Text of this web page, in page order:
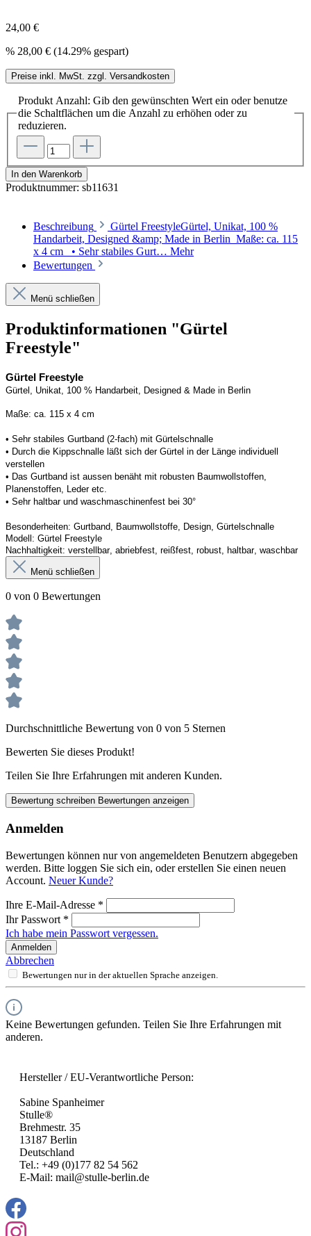
24,00 €
% 28,00 € (14.29% gespart)
Preise inkl. MwSt. zzgl. Versandkosten
Produkt Anzahl: Gib den gewünschten Wert ein oder benutze
die Schaltflächen um die Anzahl zu erhöhen oder zu
reduzieren.
In den Warenkorb
Produktnummer: sb11631
Beschreibung
Gürtel FreestyleGürtel, Unikat, 100 %
Handarbeit, Designed &amp; Made in Berlin Maße: ca. 115
x 4 cm • Sehr stabiles Gurt… Mehr
Bewertungen
Menü schließen
Produktinformationen "Gürtel
Freestyle"
Gürtel Freestyle
Gürtel , Unikat, 100 % Handarbeit, Designed & Made in Berlin
Maße: ca. 115 x 4 cm
• Sehr stabiles Gurtband (2-fach) mit Gürtelschnalle
• Durch die Kippschnalle läßt sich der Gürtel in der Länge individuell
verstellen
• Das Gurtband ist aussen benäht mit robusten Baumwollstoffen
Planenstoffen, Leder etc.
• Sehr haltbar und waschmaschinenfest bei 30°
Besonderheiten: Gurtband, Baumwollstoffe, Design, Gürtelschnalle
Modell: Gürtel Freestyle
Nachhaltigkeit: verstellbar, abriebfest, reißfest, robust, haltbar, waschbar
Menü schließen
0 von 0 Bewertungen
Durchschnittliche Bewertung von 0 von 5 Sternen
Bewerten Sie dieses Produkt!
Teilen Sie Ihre Erfahrungen mit anderen Kunden.
Bewertung schreiben Bewertungen anzeigen
Anmelden
Bewertungen können nur von angemeldeten Benutzern abgegeben
werden. Bitte loggen Sie sich ein, oder erstellen Sie einen neuen
Account. Neuer Kunde?
Ihre E-Mail-Adresse *
Ihr Passwort *
Ich habe mein Passwort vergessen.
Anmelden
Abbrechen
Bewertungen nur in der aktuellen Sprache anzeigen.
Keine Bewertungen gefunden. Teilen Sie Ihre Erfahrungen mit
anderen.
Hersteller / EU-Verantwortliche Person:
Sabine Spanheimer
Stulle®
Brehmestr. 35
13187 Berlin
Deutschland
Tel.: +49 (0)177 82 54 562
E-Mail: mail@stulle-berlin.de